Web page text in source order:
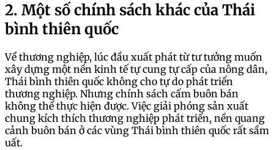
2. Một số chính sách khác của Thái
bình thiên quốc
Về thương nghiệp, lúc đầu xuất phát từ tư tưởng muốn
xây dựng một nền kinh tế tự cung tự cấp của nông dân,
Thái bình thiên quốc không cho tự do phát triển
thương nghiệp. Nhưng chính sách cấm buôn bán
không thể thực hiện được. Việc giải phóng sản xuất
chung kích thích thương nghiệp phát triển, nền quang
cảnh buôn bán ở các vùng Thái bình thiên quốc rất sầm
uất.